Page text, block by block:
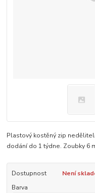
Plastový kostěný zip
dodání do 1 týdne. Zoubky 6
Dostupnost
Není
Barva